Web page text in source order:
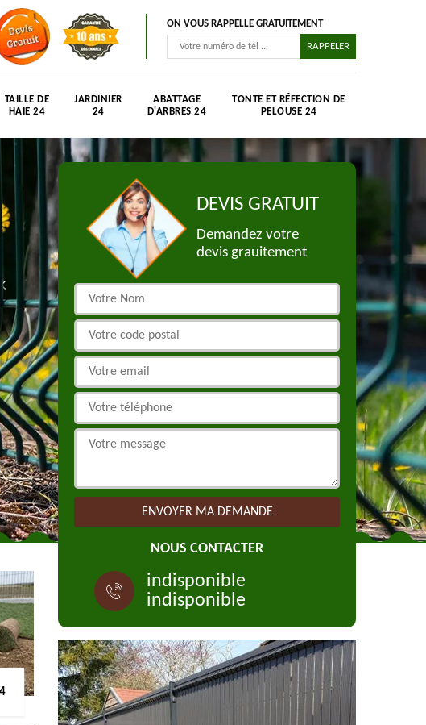
ON VOUS RAPPELLE GRATUITEMENT
TAILLE DE
HAIE 24
JARDINIER
24
ABATTAGE
D'ARBRES 24
TONTE ET RÉFECTION DE
PELOUSE 24
DEVIS GRATUIT
Demandez votre
devis grauitement
NOUS CONTACTER
indisponible
indisponible